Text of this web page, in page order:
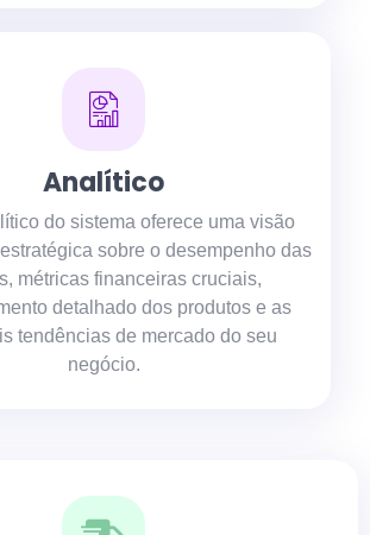
Analítico
do sistema oferece uma visão
sobre o desempenho das
métricas financeiras cruciais,
detalhado dos produtos e as
tendências de mercado do seu
negócio.